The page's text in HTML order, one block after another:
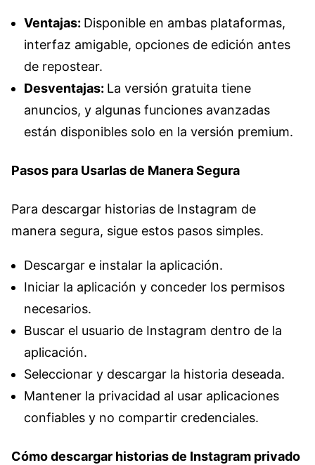
Ventajas: Disponible en ambas plataformas,
interfaz amigable, opciones de edición antes
de repostear.
Desventajas: La versión gratuita tiene
anuncios, y algunas funciones avanzadas
están disponibles solo en la versión premium.
Pasos para Usarlas de Manera Segura
Para descargar historias de Instagram de
manera segura, sigue estos pasos simples.
Descargar e instalar la aplicación.
Iniciar la aplicación y conceder los permisos
necesarios.
Buscar el usuario de Instagram dentro de la
aplicación.
Seleccionar y descargar la historia deseada.
Mantener la privacidad al usar aplicaciones
confiables y no compartir credenciales.
Cómo descargar historias de Instagram privado